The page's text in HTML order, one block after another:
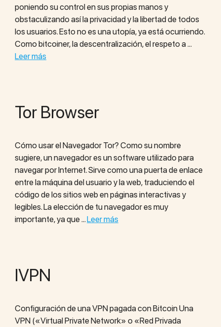
poniendo su control en sus propias manos y
obstaculizando así la privacidad y la libertad de todos
los usuarios. Esto no es una utopía, ya está ocurriendo.
Como bitcoiner, la descentralización, el respeto a …
Leer más
Tor Browser
Cómo usar el Navegador Tor? Como su nombre
sugiere, un navegador es un software utilizado para
navegar por Internet. Sirve como una puerta de enlace
entre la máquina del usuario y la web, traduciendo el
código de los sitios web en páginas interactivas y
legibles. La elección de tu navegador es muy
importante, ya que …Leer más
IVPN
Configuración de una VPN pagada con Bitcoin Una
VPN («Virtual Private Network» o «Red Privada